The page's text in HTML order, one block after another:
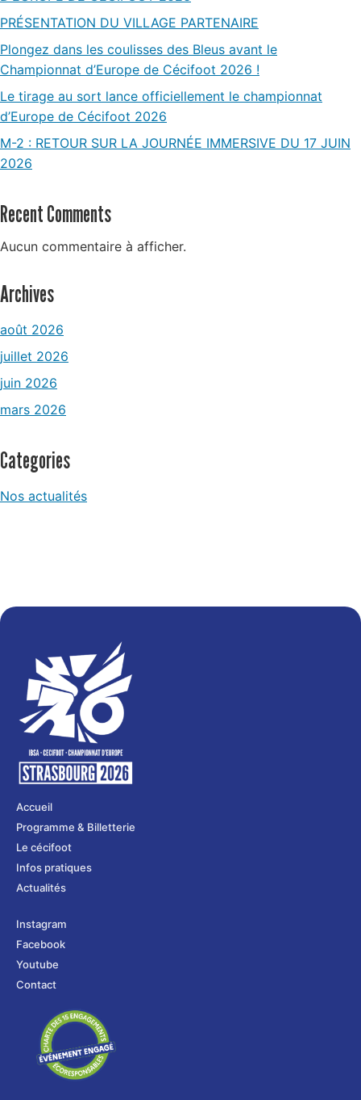
PRÉSENTATION DU VILLAGE PARTENAIRE
Plongez dans les coulisses des Bleus avant le
Championnat d’Europe de Cécifoot 2026 !
Le tirage au sort lance officiellement le championnat
d’Europe de Cécifoot 2026
M-2 : RETOUR SUR LA JOURNÉE IMMERSIVE DU 17 JUIN
2026
Recent Comments
Aucun commentaire à afficher.
Archives
août 2026
juillet 2026
juin 2026
mars 2026
Categories
Nos actualités
Accueil
Programme & Billetterie
Le cécifoot
Infos pratiques
Actualités
Instagram
Facebook
Youtube
Contact